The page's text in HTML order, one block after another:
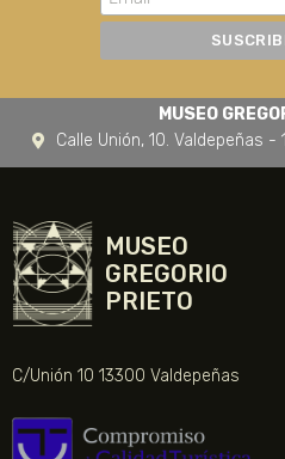
TIENDA
NOTICIAS
MUSEO
Calle Unión, 10. Valdepeñas -
MUSEO
GREGORIO
PRIETO
C/Unión 10 13300 Valdepeñas